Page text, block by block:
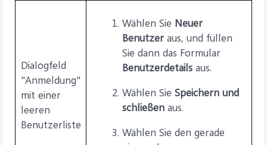
Dialogfeld
"Anmeldung"
mit einer
leeren
Benutzerliste
Wählen Sie Neuer
Benutzeraus, und füllen
Sie dann das Formular
Benutzerdetailsaus.
Wählen Sie Speichern und
schließenaus.
Wählen Sie den gerade